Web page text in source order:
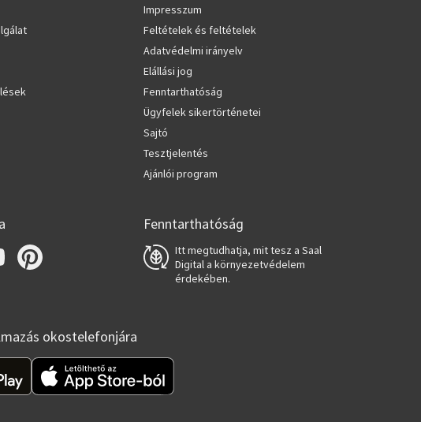
Impresszum
Feltételek és feltételek
Adatvédelmi irányelv
Elállási jog
Fenntarthatóság
Ügyfelek sikertörténetei
Sajtó
Tesztjelentés
Ajánlói program
Fenntarthatóság
Itt megtudhatja, mit tesz a Saal
Digital a környezetvédelem
érdekében.
okostelefonjára